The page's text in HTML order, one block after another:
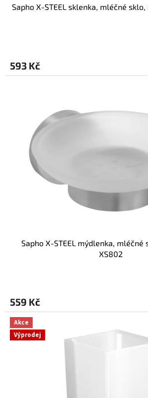
Sapho X-STEEL sklenka, mléčné
593 Kč
Sapho X-STEEL mýdlenka, mléčné
XS802
559 Kč
Akce
Výprodej